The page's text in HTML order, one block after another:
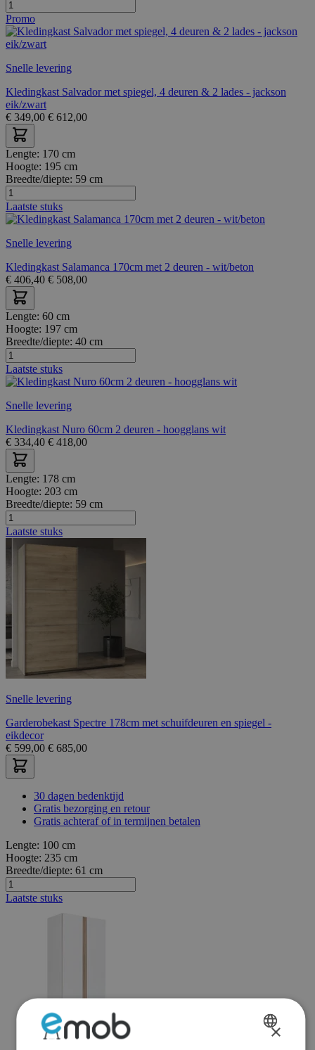
Promo
Snelle levering
Kledingkast Salvador met spiegel, 4 deuren & 2 lades - jackson
eik/zwart
€ 349,00 € 612,00
Lengte: 170 cm
Hoogte: 195 cm
Breedte/diepte: 59 cm
Laatste stuks
Snelle levering
Kledingkast Salamanca 170cm met 2 deuren - wit/beton
€ 406,40 € 508,00
Lengte: 60 cm
Hoogte: 197 cm
Breedte/diepte: 40 cm
Laatste stuks
Snelle levering
Kledingkast Nuro 60cm 2 deuren - hoogglans wit
€ 334,40 € 418,00
Lengte: 178 cm
Hoogte: 203 cm
Breedte/diepte: 59 cm
Laatste stuks
Snelle levering
Garderobekast Spectre 178cm met schuifdeuren en spiegel -
eikdecor
€ 599,00 € 685,00
30 dagen bedenktijd
Gratis bezorging en retour
Gratis achteraf of in termijnen betalen
Lengte: 100 cm
Hoogte: 235 cm
Breedte/diepte: 61 cm
Laatste stuks
×